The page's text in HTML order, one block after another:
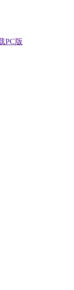
PC版